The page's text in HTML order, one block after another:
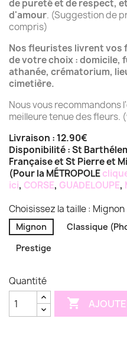
de pureté et de respect,
d'amour. (Suggestion de
compris)
Nos fleuristes livrent vos
de votre choix : domicile,
athanée, crématorium,
cimetière.
Nous vous recommandons
meilleure tenue des fleurs.
Livraison : 12.90€
Disponibilité : St
Française et St Pierre et
(Pour la MÉTROPOLE
ici, CORSE, GUADELOUPE,
Choisissez la taille : Mignon
Mignon Classique
Prestige
Quantité
